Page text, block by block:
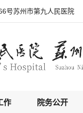
号苏州市第九人民医院
作 院务公开